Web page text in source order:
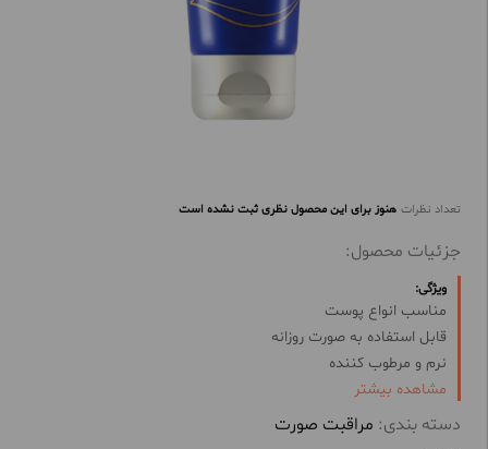
تعداد نظرات هنوز برای این محصول نظری ثبت نشده است
جزئیات محصول:
ویژگی:
مناسب انواع پوست
قابل استفاده به صورت روزانه
نرم و مرطوب کننده
حفظ رطوبت پوست در طول روز
جلوگیری از ایجاد چین و چروک در پوست
مشاهده بیشتر
دسته بندی: مراقبت صورت